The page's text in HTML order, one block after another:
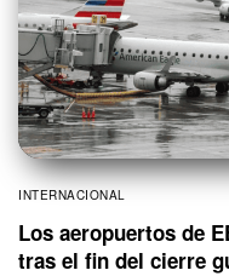
INTERNACIONAL
Los aeropuertos de
tras el fin del cierre